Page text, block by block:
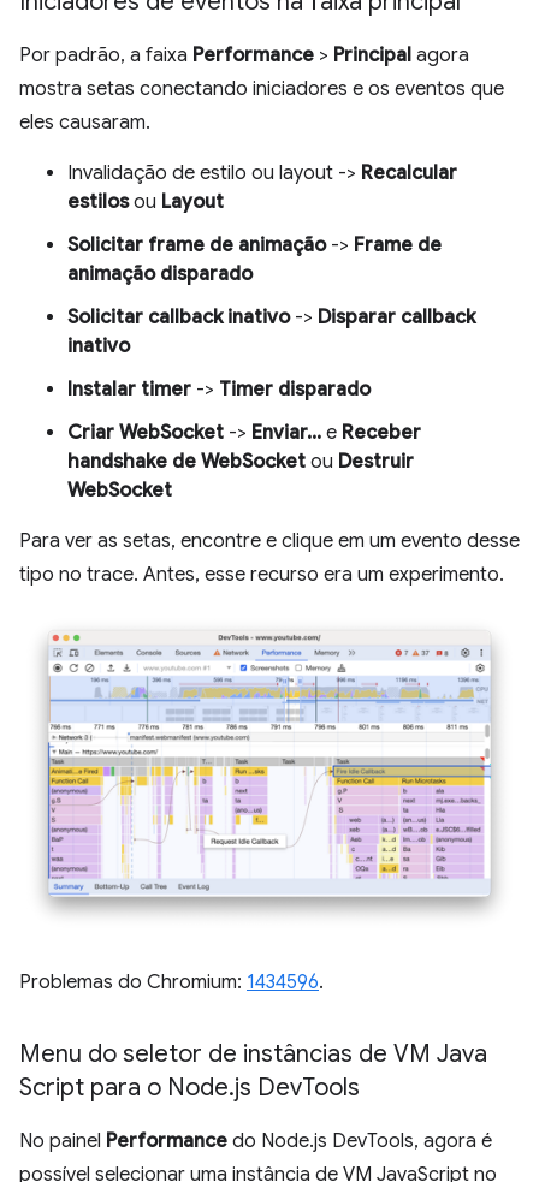
Por padrão, a faixa Performance > Principal agora
mostra setas conectando iniciadores e os eventos que
eles causaram.
Invalidação de estilo ou layout -> Recalcular
estilosou Layout
Solicitar frame de animação-> Frame de
animação disparado
Solicitar callback inativo-> Disparar callback
inativo
Instalar timer -> Timer disparado
Criar WebSocket -> Enviar... e Receber
handshake de WebSocket ou Destruir
WebSocket
Para ver as setas, encontre e clique em um evento desse
tipo no trace. Antes, esse recurso era um experimento.
Problemas do Chromium: 1434596.
Menu do seletor de instâncias de VM Java
Script para o Node.js DevTools
No painel Performance do Node.js DevTools, agora é
possível selecionar uma instância de VM JavaScript no